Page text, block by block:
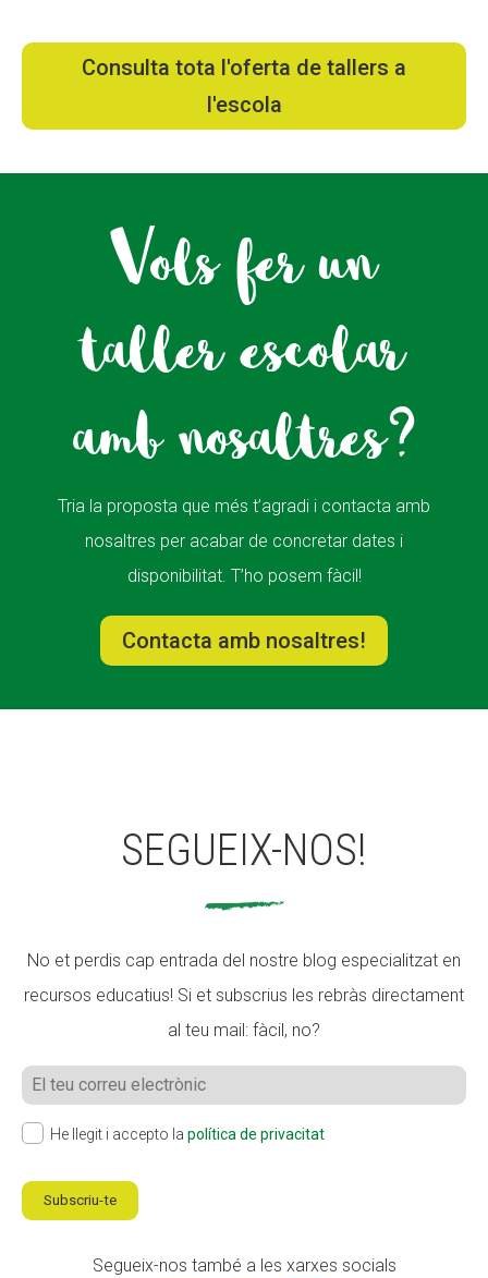
Consulta tota l'oferta de tallers a
l'escola
Vols fer un
taller escolar
amb nosaltres?
Tria la proposta que més t’agradi i contacta amb
nosaltres per acabar de concretar dates i
disponibilitat. T’ho posem fàcil!
Contacta amb nosaltres!
SEGUEIX-NOS!
No et perdis cap entrada del nostre blog especialitzat en
recursos educatius! Si et subscrius les rebràs directament
al teu mail: fàcil, no?
He llegit i accepto la política de privacitat
Subscriu-te
Segueix-nos també a les xarxes socials